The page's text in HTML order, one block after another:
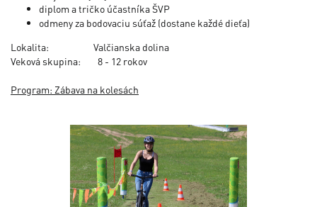
diplom a tričko účastníka ŠVP
odmeny za bodovaciu súťaž (dostane každé dieťa)
Lokalita: Valčianska dolina
Veková skupina: 8 - 12 rokov
Program: Zábava na kolesách